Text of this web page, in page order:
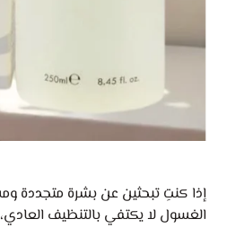
إذا كنتِ تبحثين عن بشرة متجددة
الغسول لا يكتفي بالتنظيف